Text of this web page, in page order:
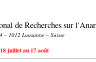
de Recherches sur
– 1012 Lausanne – Suisse
juillet au 17 août